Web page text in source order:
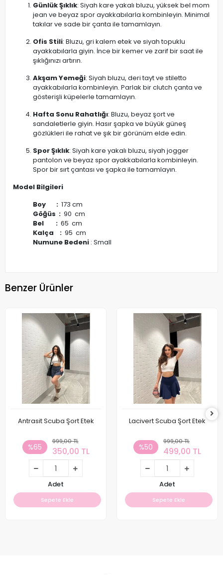
Günlük Şıklık: Siyah kare yakalı bluzu, yüksek bel mom
jean ve beyaz spor ayakkabılarla kombinleyin. Minimal
takılar ve sade bir çanta ile tamamlayın.
Ofis Stili: Bluzu, gri kalem etek ve siyah topuklu
ayakkabılarla giyin. İnce bir kemer ve zarif bir saat ile
şıklığınızı artırın.
Akşam Yemeği: Siyah bluzu, deri tayt ve stiletto
ayakkabılarla kombinleyin. Parlak bir clutch çanta ve
gösterişli küpelerle tamamlayın.
Hafta Sonu Rahatlığı: Bluzu, beyaz şort ve
sandaletlerle giyin. Hasır şapka ve büyük güneş
gözlükleri ile rahat ve şık bir görünüm elde edin.
Spor Şıklık: Siyah kare yakalı bluzu, siyah jogger
pantolon ve beyaz spor ayakkabılarla kombinleyin.
Spor bir sırt çantası ve şapka ile tamamlayın.
Model Bilgileri
Boy : 173 cm
Göğüs : 90 cm
Bel : 65 cm
Kalça : 95 cm
Numune Bedeni : Small
Benzer Ürünler
Antrasit Scuba Şort Etek
%65
999,00 TL
350,00 TL
Adet
Sepete Ekle
Lacivert Scuba Şort Etek
%50
999,00 TL
499,00 TL
Adet
Sepete Ekle